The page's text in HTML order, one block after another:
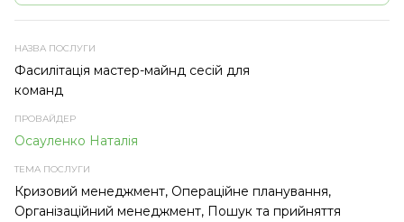
Фасилітація мастер-майнд сесій для
команд
Осауленко Наталія
Кризовий менеджмент, Операційне планування,
Організаційний менеджмент, Пошук та прийняття